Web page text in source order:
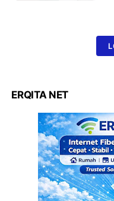
ERQITA NET